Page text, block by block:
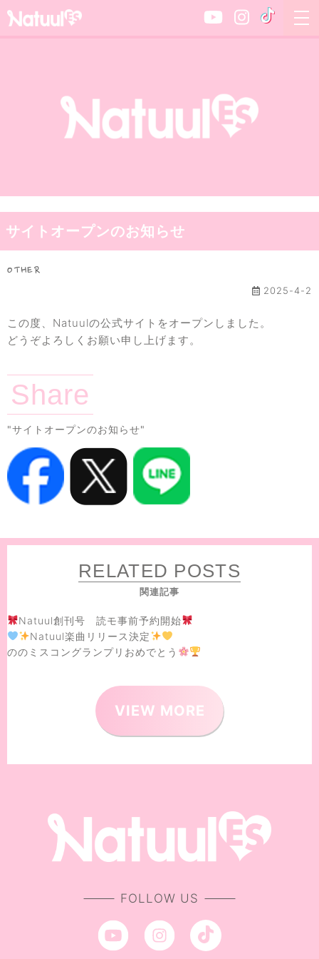
サイトオープンのお知らせ
OTHER
2025-4-2
この度、Natuulの公式サイトをオープンしました。
どうぞよろしくお願い申し上げます。
Share
"サイトオープンのお知らせ"
RELATED POSTS
関連記事
Natuul創刊号 読モ事前予約開始
Natuul楽曲リリース決定
ののミスコングランプリおめでとう
VIEW MORE
FOLLOW US